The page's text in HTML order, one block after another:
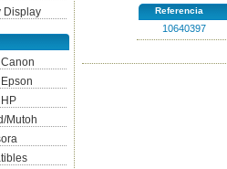
Display
Mutoh
Referencia
10640397